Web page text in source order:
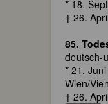
* 18.
† 26.
85.
deutsch-
* 21.
Wien/
† 26.